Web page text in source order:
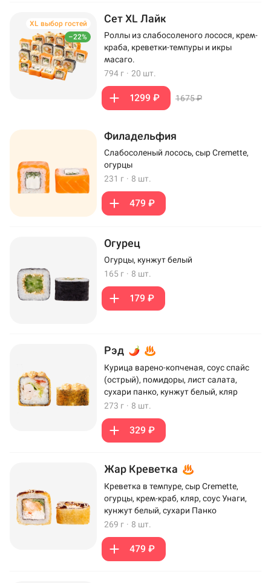
–22%
XL выбор гостей Сет XL Лайк
Роллы из слабосоленого лосося, крем-
краба, креветки-темпуры и икры
масаго.
794 г · 20 шт.
1299 ₽ 1675 ₽
Филадельфия
Слабосоленый лосось, сыр Cremette,
огурцы
231 г · 8 шт.
479 ₽
Огурец
Огурцы, кунжут белый
165 г · 8 шт.
179 ₽
Рэд
Курица варено-копченая, соус спайс
(острый), помидоры, лист салата,
сухари панко, кунжут белый, кляр
273 г · 8 шт.
329 ₽
Жар Креветка
Креветка в темпуре, сыр Cremette,
огурцы, крем-краб, кляр, соус Унаги,
кунжут белый, сухари Панко
269 г · 8 шт.
479 ₽